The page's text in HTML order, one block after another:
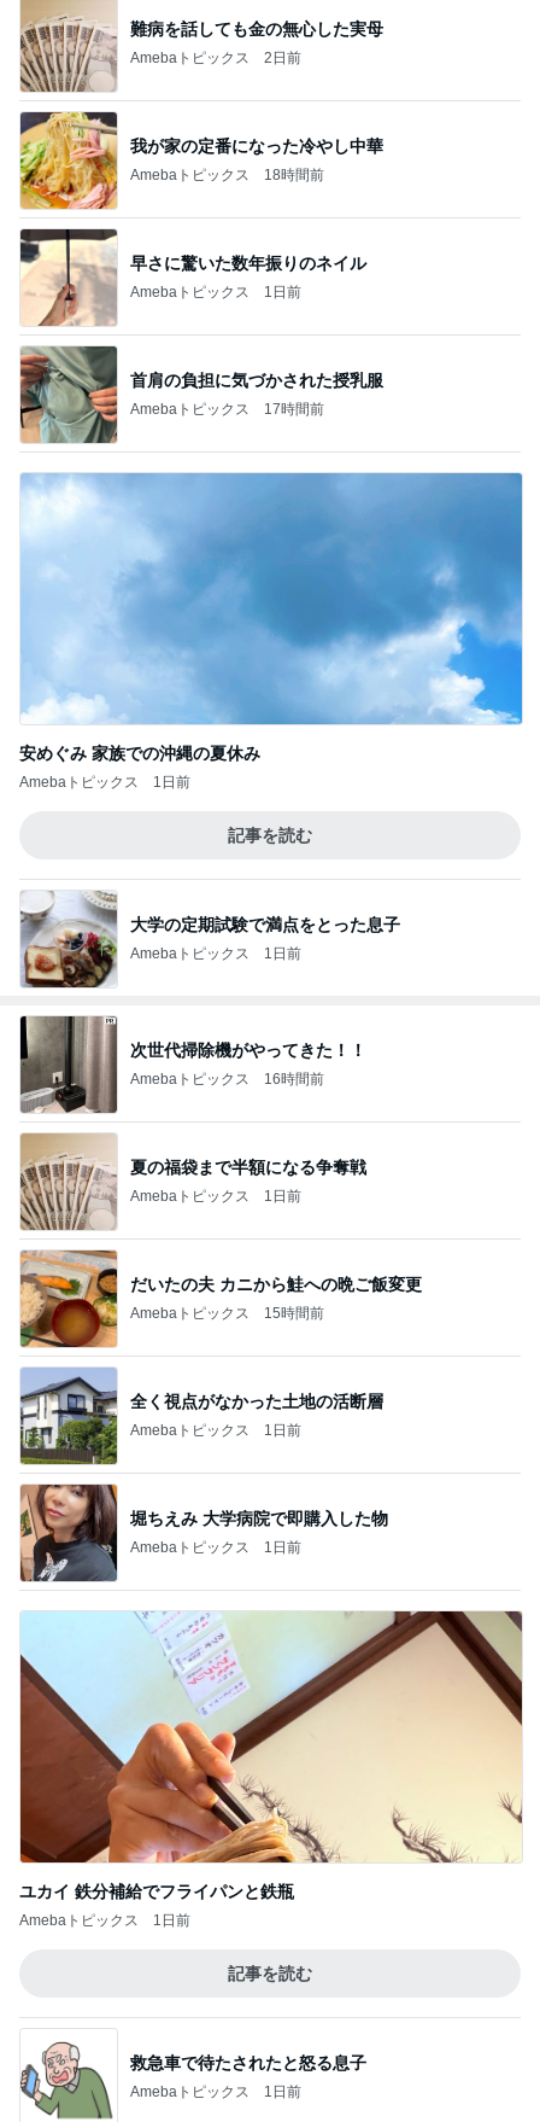
難病を話しても金の無心した実母
Amebaトピックス 2日前
我が家の定番になった冷やし中華
Amebaトピックス 18時間前
早さに驚いた数年振りのネイル
Amebaトピックス 1日前
首肩の負担に気づかされた授乳服
Amebaトピックス 17時間前
安めぐみ 家族での沖縄の夏休み
Amebaトピックス 1日前
記事を読む
大学の定期試験で満点をとった息子
Amebaトピックス 1日前
次世代掃除機がやってきた！！
Amebaトピックス 16時間前
夏の福袋まで半額になる争奪戦
Amebaトピックス 1日前
だいたの夫 カニから鮭への晩ご飯変更
Amebaトピックス 15時間前
全く視点がなかった土地の活断層
Amebaトピックス 1日前
堀ちえみ 大学病院で即購入した物
Amebaトピックス 1日前
ユカイ 鉄分補給でフライパンと鉄瓶
Amebaトピックス 1日前
記事を読む
救急車で待たされたと怒る息子
Amebaトピックス 1日前